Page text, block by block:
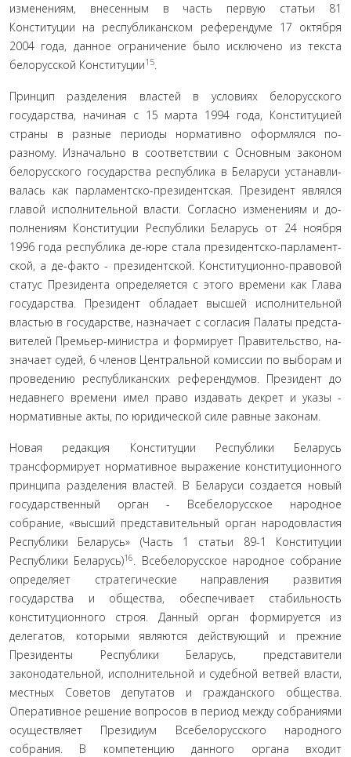
изменениям, внесенным в часть первую статьи 81
Конституции на республиканском референдуме 17 октября
2004 года, данное ограничение было исключено из текста
белорусской Конституции15.
Принцип разделения властей в условиях белорусско­го
государства, начиная с 15 марта 1994 года, Конституци­ей
страны в разные периоды нормативно оформлялся по-
разному. Изначально в соответствии с Основным законом
белорусского государства республика в Беларуси устанавли­
валась как парламентско-президентская. Президент являлся
главой исполнительной власти. Согласно изменениям и до­
полнениям Конституции Республики Беларусь от 24 ноября
1996 года республика де-юре стала президентско-парламент­
ской, а де-факто - президентской. Конституционно-правовой
статус Президента определяется с этого времени как Глава
государства. Президент обладает высшей исполнительной
властью в государстве, назначает с согласия Палаты предста­
вителей Премьер-министра и формирует Правительство, на­
значает судей, 6 членов Центральной комиссии по выборам и
проведению республиканских референдумов. Президент до
недавнего времени имел право издавать декрет и указы -
нормативные акты, по юридической силе равные законам.
Новая редакция Конституции Республики Беларусь
трансформирует нормативное выражение конституционно­го
принципа разделения властей. В Беларуси создается новый
государственный орган - Всебелорусское народное
собрание, «высший представительный орган народовластия
Республи­ки Беларусь» (Часть 1 статьи 89-1 Конституции
Республики Беларусь)16. Всебелорусское народное собрание
определяет стратегические направления развития
государства и обще­ства, обеспечивает стабильность
конституционного строя. Данный орган формируется из
делегатов, которыми явля­ются действующий и прежние
Президенты Республики Бе­ларусь, представители
законодательной, исполнительной и судебной ветвей власти,
местных Советов депутатов и граж­данского общества.
Оперативное решение вопросов в период между собраниями
осуществляет Президиум Всебелорусско­го народного
собрания. В компетенцию данного органа вхо­дит